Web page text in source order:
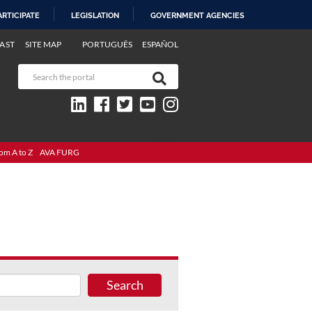
LEGISLATION GOVERNMENT AGENCIES
PORTUGUÊS ESPAÑOL
SITE MAP
A to Z AVA FURG
Search